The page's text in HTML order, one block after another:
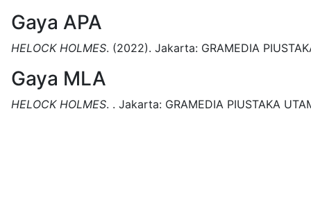
Gaya APA
HELOCK HOLMES. (2022). Jakarta: GRAMEDIA
Gaya MLA
HELOCK HOLMES. . Jakarta: GRAMEDIA PIUSTAKA